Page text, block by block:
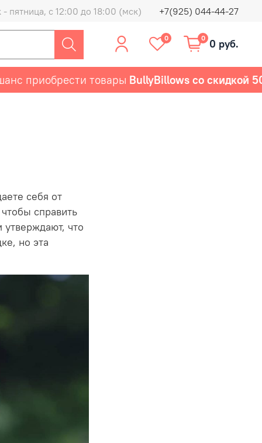
пятница, с 12:00 до 18:00 (мск) +7(925) 044-44-27
0 0 0 руб.
товары BullyBillows со скидкой 50%
себя от
справить
что
но эта